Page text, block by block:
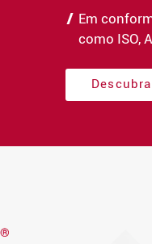
Em
como ISO,